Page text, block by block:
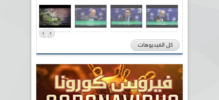
كل الفيديوهات